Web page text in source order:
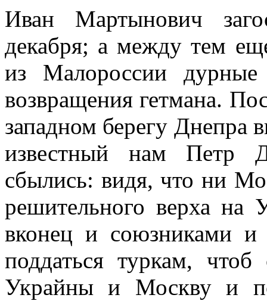
Иван Мартынович
декабря; а между тем
из Малороссии дурные
возвращения гетмана.
западном берегу Днепра
известный нам Петр
сбылись: видя, что ни
решительного верха на
вконец и союзниками
поддаться туркам,
Украйны и Москву и